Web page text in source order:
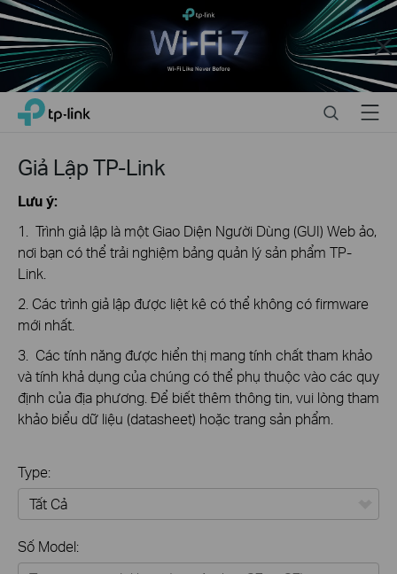
Close
Click
navigation
TP-Link, Reliably Smart SearchMenu
Giả Lập TP-Link
Lưu ý:
1. Trình giả lập là một Giao Diện Người Dùng (GUI) Web ảo,
nơi bạn có thể trải nghiệm bảng quản lý sản phẩm TP-
Link.
2. Các trình giả lập được liệt kê có thể không có firmware
mới nhất.
3. Các tính năng được hiển thị mang tính chất tham khảo
và tính khả dụng của chúng có thể phụ thuộc vào các quy
định của địa phương. Để biết thêm thông tin, vui lòng tham
khảo biểu dữ liệu (datasheet) hoặc trang sản phẩm.
Type:
Tất Cả
Thiết Bị Mạng
Số Model: